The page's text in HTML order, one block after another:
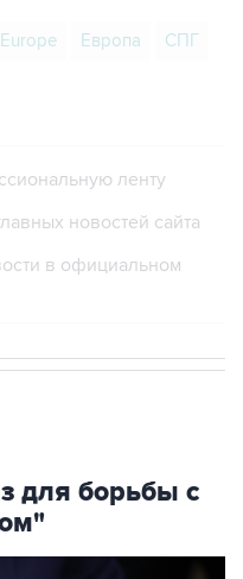
Европа СПГ
ленту
новостей сайта
в официальном
для борьбы с